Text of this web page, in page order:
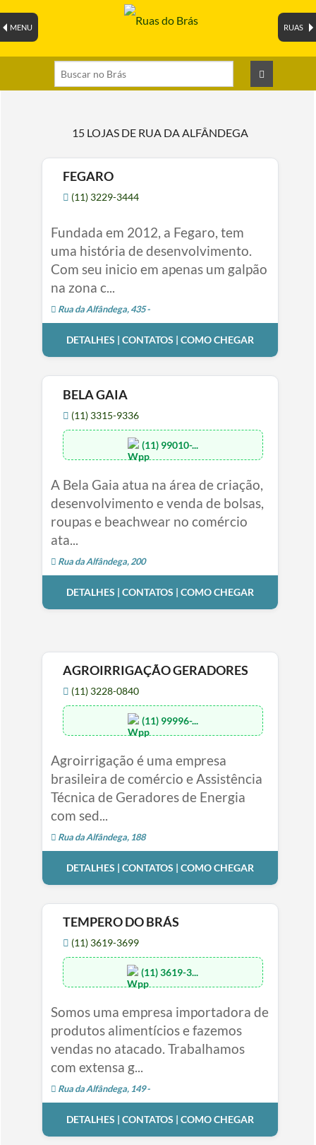
RUAS
MENU
15 LOJAS DE RUA DA ALFÂNDEGA
FEGARO
(11) 3229-3444
Fundada em 2012, a Fegaro, tem
uma história de desenvolvimento.
Com seu inicio em apenas um galpão
na zona c...
Rua da Alfândega, 435 -
DETALHES | CONTATOS | COMO CHEGAR
BELA GAIA
(11) 3315-9336
(11) 99010-...
A Bela Gaia atua na área de criação,
desenvolvimento e venda de bolsas,
roupas e beachwear no comércio
ata...
Rua da Alfândega, 200
DETALHES | CONTATOS | COMO CHEGAR
AGROIRRIGAÇÃO GERADORES
(11) 3228-0840
(11) 99996-...
Agroirrigação é uma empresa
brasileira de comércio e Assistência
Técnica de Geradores de Energia
com sed...
Rua da Alfândega, 188
DETALHES | CONTATOS | COMO CHEGAR
TEMPERO DO BRÁS
(11) 3619-3699
(11) 3619-3...
Somos uma empresa importadora de
produtos alimentícios e fazemos
vendas no atacado. Trabalhamos
com extensa g...
Rua da Alfândega, 149 -
DETALHES | CONTATOS | COMO CHEGAR